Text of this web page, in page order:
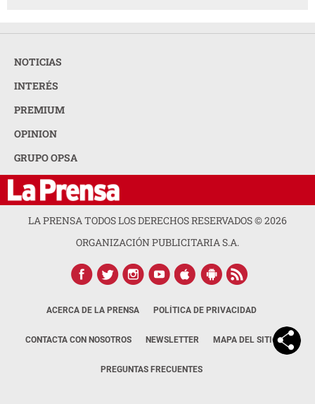
NOTICIAS
INTERÉS
PREMIUM
OPINION
GRUPO OPSA
LA PRENSA TODOS LOS DERECHOS RESERVADOS ©2026
ORGANIZACIÓN PUBLICITARIA S.A.
ACERCA DE LA PRENSA POLÍTICA DE PRIVACIDAD
CONTACTA CON NOSOTROS NEWSLETTER MAPA DEL SITIO
PREGUNTAS FRECUENTES